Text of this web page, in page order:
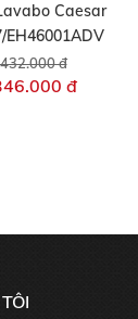
Caesar
EH46001ADV
đ
đ